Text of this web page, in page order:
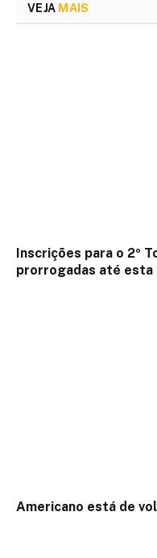
VEJA MAIS
Inscrições para o 2º
prorrogadas até esta
Americano está de